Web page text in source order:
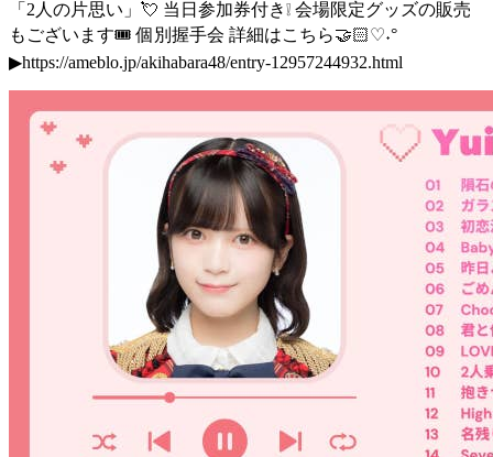
「2人の片思い」💘 当日参加券付き❕ 会場限定グッズの販売
もございます🎟️ 個別握手会 詳細はこちら🤝🏻♡˖°
▶︎https://ameblo.jp/akihabara48/entry-12957244932.html